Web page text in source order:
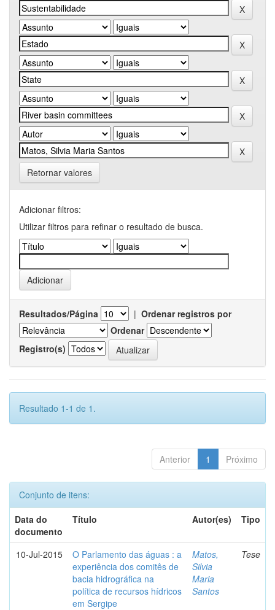
Retornar valores
Adicionar filtros:
Utilizar filtros para refinar o resultado de busca.
Resultados/Página | Ordenar registros por
Ordenar
Registro(s)
Resultado 1-1 de 1.
Anterior 1 Próximo
Conjunto de itens:
Data do
documento
Título Autor(es) Tipo
10-Jul-2015
O Parlamento das águas : a
experiência dos comitês de
bacia hidrográfica na
política de recursos hídricos
em Sergipe
Matos,
Silvia
Maria
Santos
Tese